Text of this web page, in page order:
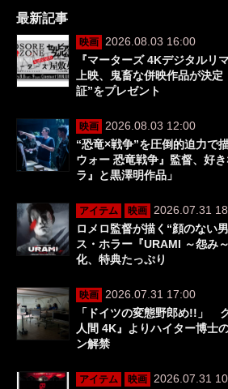
最新記事
映画
2026.08.03 16:00
『マーターズ 4Kデジタルリ
上映、鬼畜な併映作品が決
証”をプレゼント
映画
2026.08.03 12:00
“恐竜×戦争”を圧倒的迫力で
ウォー 恐竜戦争』監督、好
ラ』と黒澤明作品」
アイテム 映画
2026.07.31
ロメロ監督が描く“顔のない
ス・ホラー『URAMI ～怨み
化、特典たっぷり
映画
2026.07.31 17:00
「ドイツの変態野郎め!!」
人間 4K』よりハイター博士
ン解禁
アイテム 映画
2026.07.31